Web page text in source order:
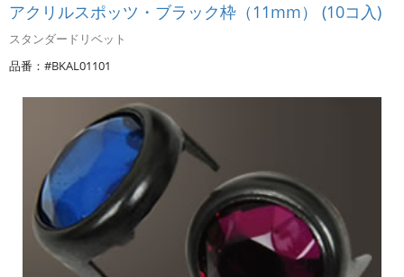
ド
ッ
ト・
ジ
アクリルスポッツ・ブラック枠（11mm） (10コ入)
スタンダードリベット
品番：#BKAL01101